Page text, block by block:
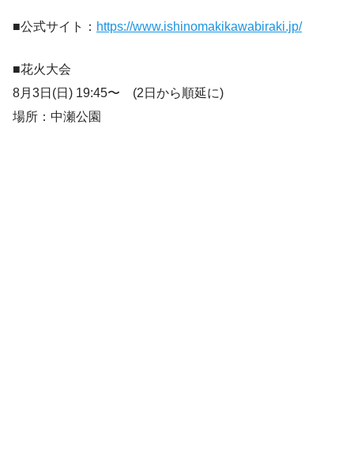
■公式サイト： https://www.ishinomakikawabiraki.jp/
■花火大会
8月3日(日) 19:45〜 (2日から順延に)
場所：中瀬公園